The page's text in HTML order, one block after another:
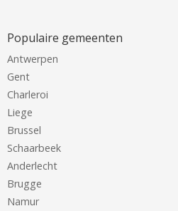
Populaire gemeenten
Antwerpen
Gent
Charleroi
Liege
Brussel
Schaarbeek
Anderlecht
Brugge
Namur